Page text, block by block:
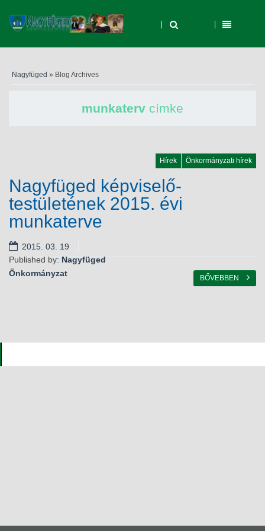
Nagyfüged » Blog Archives
munkaterv címke
Hírek Önkormányzati hírek
Nagyfüged képviselő-
testületének 2015. évi
munkaterve
2015. 03. 19
BŐVEBBEN
Published by: Nagyfüged
Önkormányzat